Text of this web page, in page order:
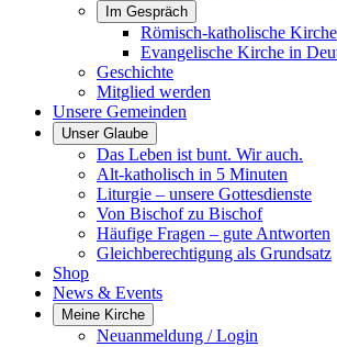
Im Gespräch
Römisch-katholische Kirche
Evangelische Kirche in
Geschichte
Mitglied werden
Unsere Gemeinden
Unser Glaube
Das Leben ist bunt. Wir auch.
Alt-katholisch in 5 Minuten
Liturgie – unsere Gottesdienste
Von Bischof zu Bischof
Häufige Fragen – gute Antworten
Gleichberechtigung als Grundsatz
Shop
News & Events
Meine Kirche
Neuanmeldung / Login